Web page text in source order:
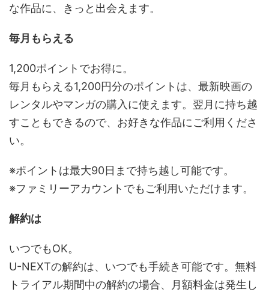
な作品に、きっと出会えます。
毎月もらえる
1,200ポイントでお得に。
毎月もらえる1,200円分のポイントは、最新映画の
レンタルやマンガの購入に使えます。翌月に持ち越
すこともできるので、お好きな作品にご利用くださ
い。
※ポイントは最大90日まで持ち越し可能です。
※ファミリーアカウントでもご利用いただけます。
解約は
いつでもOK。
U-NEXTの解約は、いつでも手続き可能です。無料
トライアル期間中の解約の場合、月額料金は発生し